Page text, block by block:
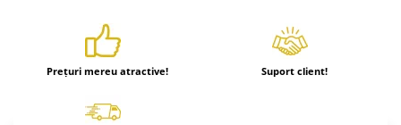
Prețuri mereu atractive! Suport client!